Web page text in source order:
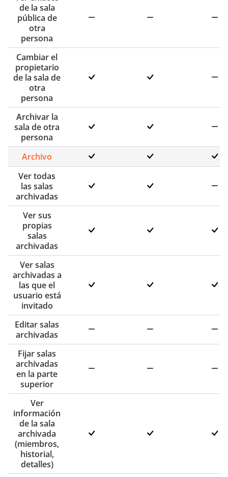
de la sala
pública de
otra
persona
Cambiar el
propietario
de la sala de
otra
persona
Archivar la
sala de otra
persona
Archivo
Ver todas
las salas
archivadas
Ver sus
propias
salas
archivadas
Ver salas
archivadas a
las que el
usuario está
invitado
Editar salas
archivadas
Fijar salas
archivadas
en la parte
superior
Ver
información
de la sala
archivada
(miembros,
historial,
detalles)